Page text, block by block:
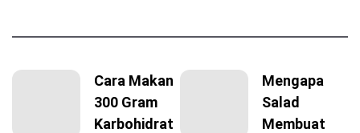
Cara Makan
300 Gram
Karbohidrat
Mengapa
Salad
Membuat